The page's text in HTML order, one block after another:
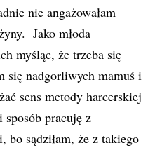
nie angażowałam
Jako młoda
myśląc, że trzeba się
się nadgorliwych mamuś i
sens metody harcerskiej
pracuję z
bo sądziłam, że z takiego